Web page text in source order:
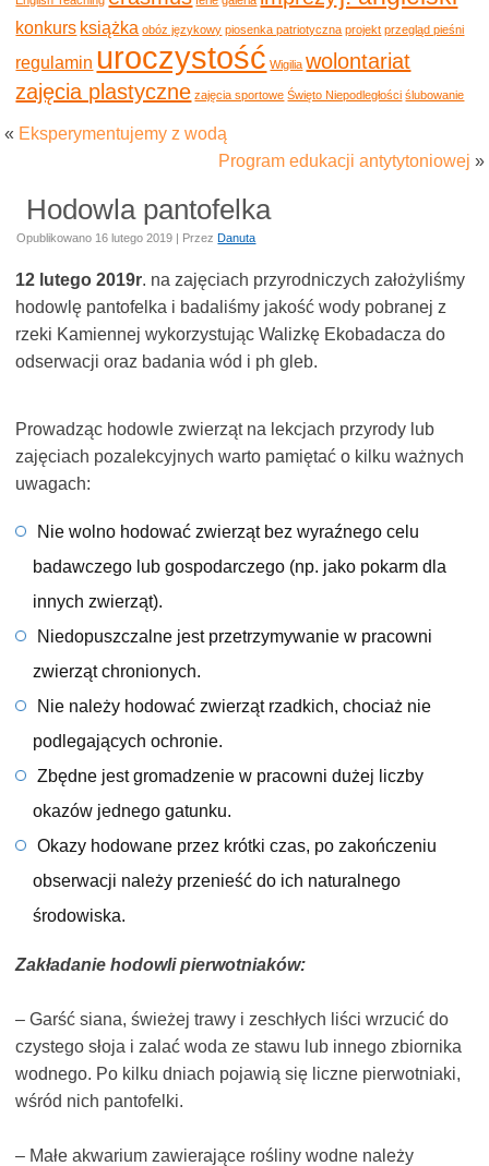
konkurs książka obóz językowy piosenka patriotyczna projekt przegląd pieśni
regulamin uroczystość Wigilia wolontariat
zajęcia plastyczne zajęcia sportowe Święto Niepodległości ślubowanie
« Eksperymentujemy z wodą
Program edukacji antytytoniowej »
Hodowla pantofelka
Opublikowano 16 lutego 2019 | Przez Danuta
12 lutego 2019r. na zajęciach przyrodniczych założyliśmy
hodowlę pantofelka i badaliśmy jakość wody pobranej z
rzeki Kamiennej wykorzystując Walizkę Ekobadacza do
odserwacji oraz badania wód i ph gleb.
Prowadząc hodowle zwierząt na lekcjach przyrody lub
zajęciach pozalekcyjnych warto pamiętać o kilku ważnych
uwagach:
Nie wolno hodować zwierząt bez wyraźnego celu
badawczego lub gospodarczego (np. jako pokarm dla
innych zwierząt).
Niedopuszczalne jest przetrzymywanie w pracowni
zwierząt chronionych.
Nie należy hodować zwierząt rzadkich, chociaż nie
podlegających ochronie.
Zbędne jest gromadzenie w pracowni dużej liczby
okazów jednego gatunku.
Okazy hodowane przez krótki czas, po zakończeniu
obserwacji należy przenieść do ich naturalnego
środowiska.
Zakładanie hodowli pierwotniaków:
– Garść siana, świeżej trawy i zeschłych liści wrzucić do
czystego słoja i zalać woda ze stawu lub innego zbiornika
wodnego. Po kilku dniach pojawią się liczne pierwotniaki,
wśród nich pantofelki.
– Małe akwarium zawierające rośliny wodne należy